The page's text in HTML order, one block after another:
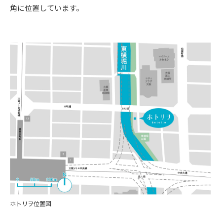
角に位置しています。
ホトリヲ位置図